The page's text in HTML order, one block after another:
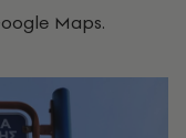
Maps.